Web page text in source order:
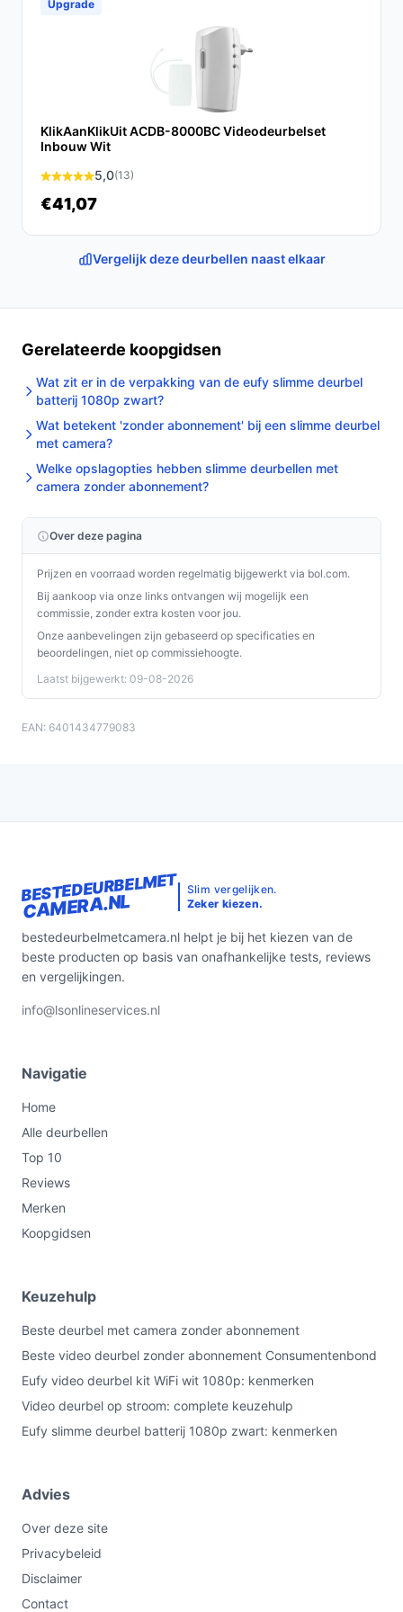
en vergelijk prijzen op bestedeurbelmetcamera.nl.
Kies bewust wat perfect past bij jouw behoeften!
Upgrade
KlikAanKlikUit ACDB-8000BC Videodeurbelset
Inbouw Wit
5,0(13)
€41,07
Vergelijk deze deurbellen naast elkaar
Gerelateerde koopgidsen
Wat zit er in de verpakking van de eufy slimme deurbel
batterij 1080p zwart?
Wat betekent 'zonder abonnement' bij een slimme deurbel
met camera?
Welke opslagopties hebben slimme deurbellen met
camera zonder abonnement?
Over deze pagina
Prijzen en voorraad worden regelmatig bijgewerkt via bol.com.
Bij aankoop via onze links ontvangen wij mogelijk een
commissie, zonder extra kosten voor jou.
Onze aanbevelingen zijn gebaseerd op specificaties en
beoordelingen, niet op commissiehoogte.
Laatst bijgewerkt: 09-08-2026
EAN: 6401434779083
BESTEDEURBELMET
CAMERA.NL
Slim vergelijken.
Zeker kiezen.
bestedeurbelmetcamera.nl helpt je bij het kiezen van de
beste producten op basis van onafhankelijke tests, reviews
en vergelijkingen.
info@lsonlineservices.nl
Navigatie
Home
Alle deurbellen
Top 10
Reviews
Merken
Koopgidsen
Keuzehulp
Beste deurbel met camera zonder abonnement
Beste video deurbel zonder abonnement Consumentenbond
Eufy video deurbel kit WiFi wit 1080p: kenmerken
Video deurbel op stroom: complete keuzehulp
Eufy slimme deurbel batterij 1080p zwart: kenmerken
Advies
Over deze site
Privacybeleid
Disclaimer
Contact